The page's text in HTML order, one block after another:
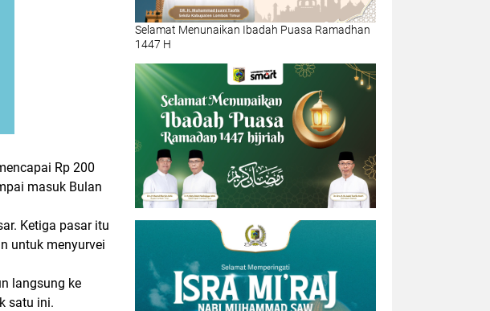
Rp 200
masuk Bulan
Ketiga pasar itu
untuk menyurvei
langsung ke
satu ini.
Selamat Menunaikan Ibadah Puasa Ramadhan
1447 H